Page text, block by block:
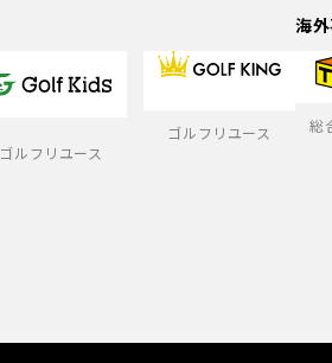
ゴルフリユース
ゴルフリユース
海
総